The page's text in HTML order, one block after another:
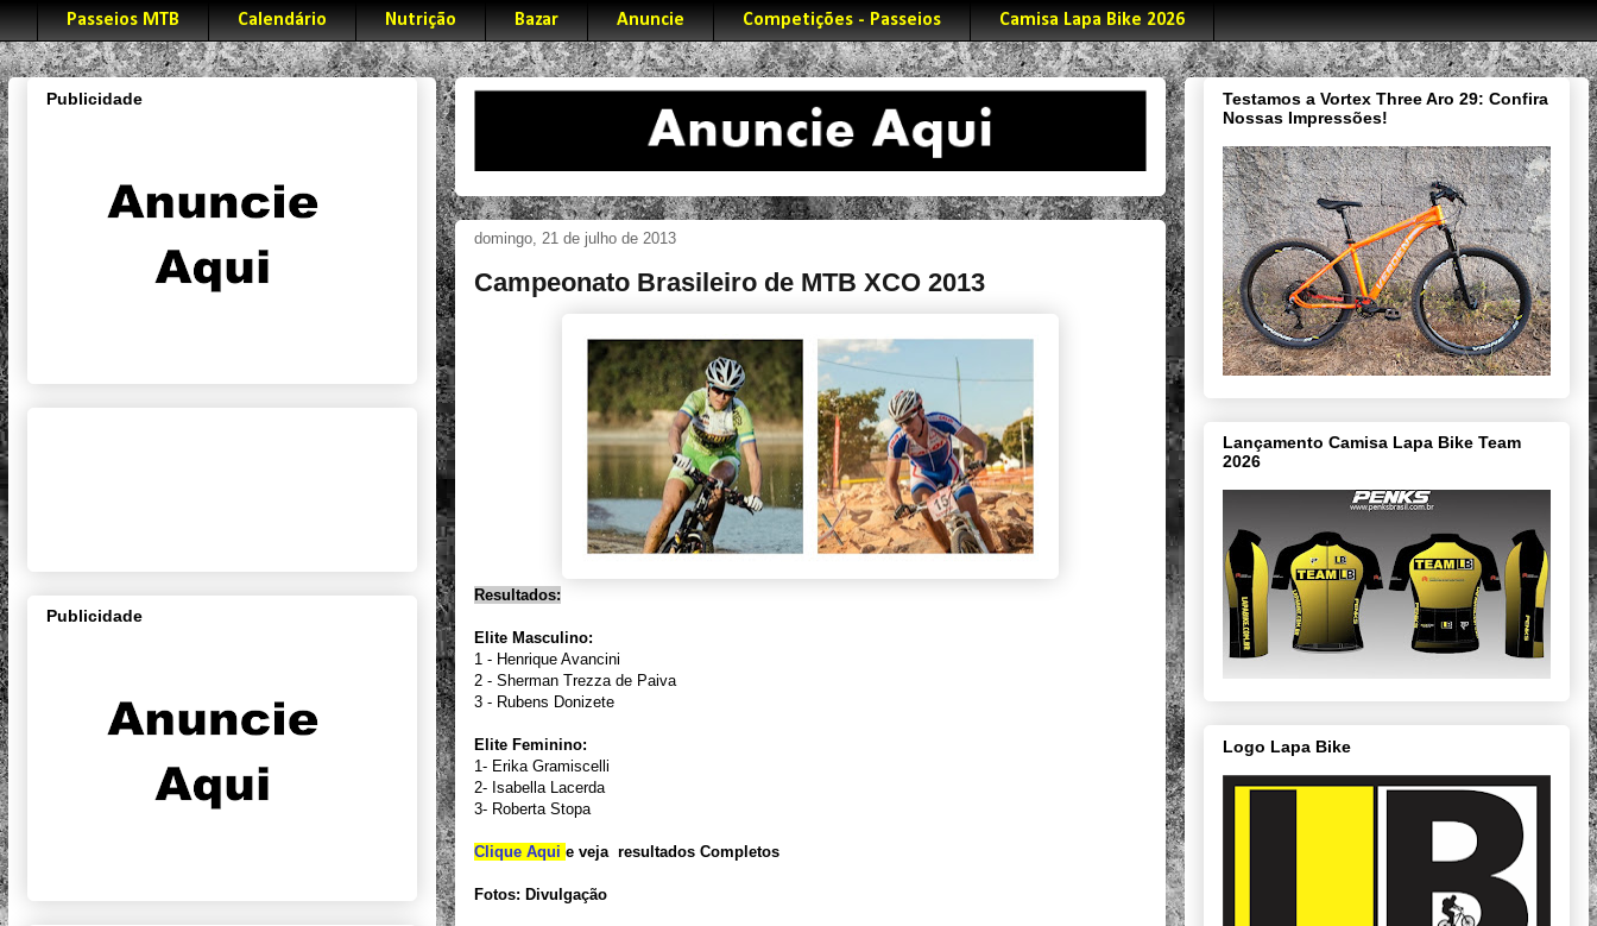
Passeios MTB Calendário Nutrição Bazar Anuncie Competições - Passeios Camisa Lapa Bike 2026
domingo, 21 de julho de 2013
Campeonato Brasileiro de MTB XCO 2013
Resultados:
Elite Masculino:
1 - Henrique Avancini
2 - Sherman Trezza de Paiva
3 - Rubens Donizete
Elite Feminino:
1- Erika Gramiscelli
2- Isabella Lacerda
3- Roberta Stopa
Clique Aqui e veja resultados Completos
Fotos: Divulgação
Publicidade
Publicidade
Testamos a Vortex Three Aro 29: Confira
Nossas Impressões!
Lançamento Camisa Lapa Bike Team
2026
Logo Lapa Bike